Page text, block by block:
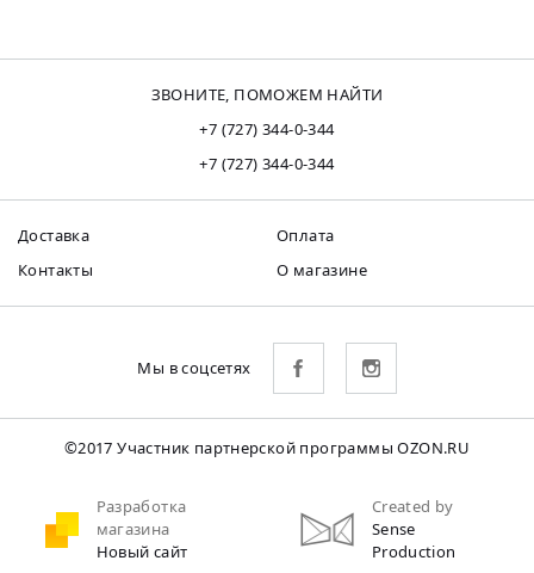
ЗВОНИТЕ, ПОМОЖЕМ НАЙТИ
+7 (727) 344-0-344
+7 (727) 344-0-344
Доставка
Оплата
Контакты
О магазине
Мы в соцсетях
©2017 Участник партнерской программы OZON.RU
Разработка
магазина
Новый сайт
Created by
Sense
Production